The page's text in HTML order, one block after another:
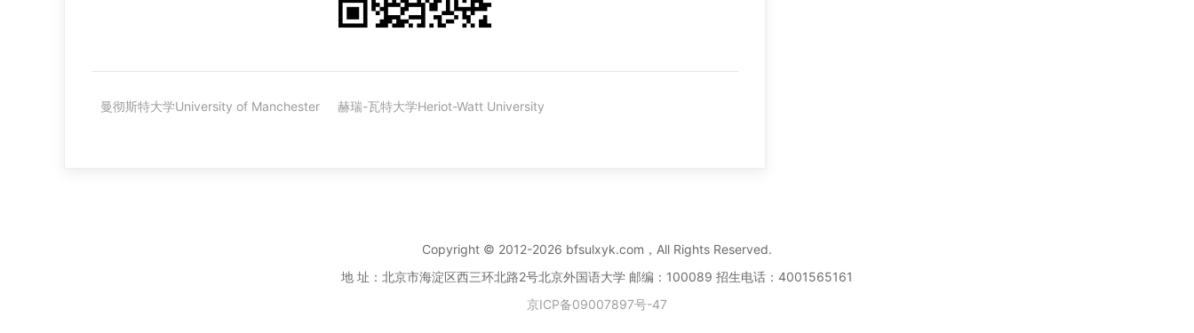
曼彻斯特大学University of Manchester 赫瑞-瓦特大学Heriot-Watt University
Copyright © 2012-2026 bfsulxyk.com，All Rights Reserved.
地 址：北京市海淀区西三环北路2号北京外国语大学 邮编：100089 招生电话： 4001565161
京ICP备09007897号-47